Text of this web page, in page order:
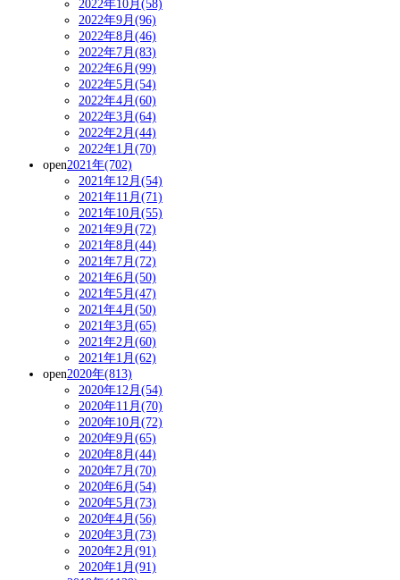
2022年10月(58)
2022年9月(96)
2022年8月(46)
2022年7月(83)
2022年6月(99)
2022年5月(54)
2022年4月(60)
2022年3月(64)
2022年2月(44)
2022年1月(70)
open2021年(702)
2021年12月(54)
2021年11月(71)
2021年10月(55)
2021年9月(72)
2021年8月(44)
2021年7月(72)
2021年6月(50)
2021年5月(47)
2021年4月(50)
2021年3月(65)
2021年2月(60)
2021年1月(62)
open2020年(813)
2020年12月(54)
2020年11月(70)
2020年10月(72)
2020年9月(65)
2020年8月(44)
2020年7月(70)
2020年6月(54)
2020年5月(73)
2020年4月(56)
2020年3月(73)
2020年2月(91)
2020年1月(91)